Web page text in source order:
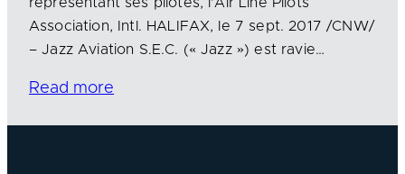
représentant ses pilotes, l’Air Line Pilots
Association, Intl. HALIFAX, le 7 sept. 2017 /CNW/
– Jazz Aviation S.E.C. (« Jazz ») est ravie…
Read more